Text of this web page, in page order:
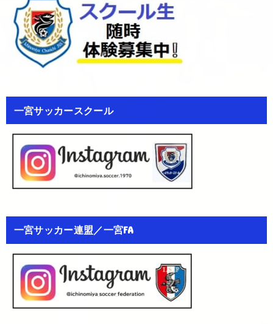
一宮サッカースクール
一宮サッカー連盟／一宮FA